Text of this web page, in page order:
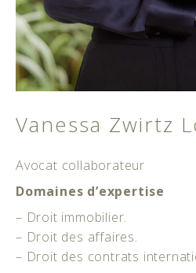
Vanessa Zwirtz
Avocat collaborateur
Domaines d’expertise
– Droit immobilier.
– Droit des affaires.
– Droit des contrats